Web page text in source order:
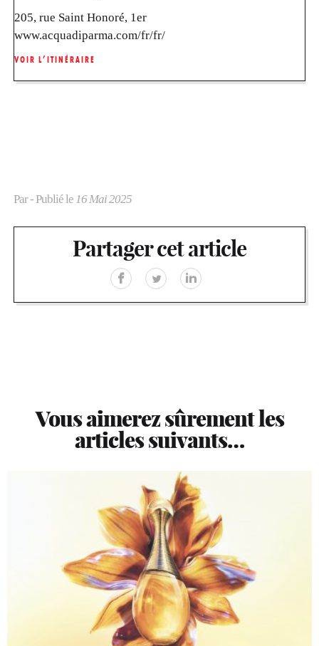
205, rue Saint Honoré, 1er
www.acquadiparma.com/fr/fr/
VOIR L’ITINÉRAIRE
Par- Publié le 16 Mai 2025
Partager cet article
Vous aimerez sûrement les
articles suivants…